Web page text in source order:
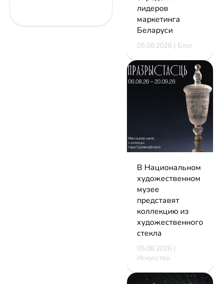
лидеров
маркетинга
Беларуси
05.08.2026 | Блог
В Национальном
художественном
музее
представят
коллекцию из
художественного
стекла
05.08.2026 |
Искусство